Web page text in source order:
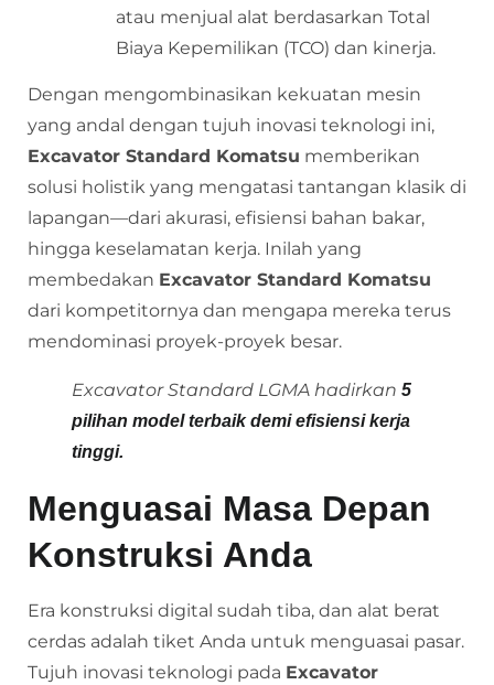
atau menjual alat berdasarkan Total
Biaya Kepemilikan (TCO) dan kinerja.
Dengan mengombinasikan kekuatan mesin
yang andal dengan tujuh inovasi teknologi ini,
Excavator Standard Komatsu memberikan
solusi holistik yang mengatasi tantangan klasik di
lapangan—dari akurasi, efisiensi bahan bakar,
hingga keselamatan kerja. Inilah yang
membedakan Excavator Standard Komatsu
dari kompetitornya dan mengapa mereka terus
mendominasi proyek-proyek besar.
Excavator Standard LGMA hadirkan 5
pilihan model terbaik demi efisiensi kerja
tinggi.
Menguasai Masa Depan
Konstruksi Anda
Era konstruksi digital sudah tiba, dan alat berat
cerdas adalah tiket Anda untuk menguasai pasar.
Tujuh inovasi teknologi pada Excavator